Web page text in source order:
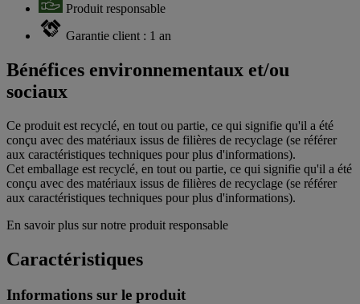
Produit responsable
Garantie client : 1 an
Bénéfices environnementaux et/ou
sociaux
Ce produit est recyclé, en tout ou partie, ce qui signifie qu'il a été
conçu avec des matériaux issus de filières de recyclage (se référer
aux caractéristiques techniques pour plus d'informations).
Cet emballage est recyclé, en tout ou partie, ce qui signifie qu'il a été
conçu avec des matériaux issus de filières de recyclage (se référer
aux caractéristiques techniques pour plus d'informations).
En savoir plus sur notre produit responsable
Caractéristiques
Informations sur le produit